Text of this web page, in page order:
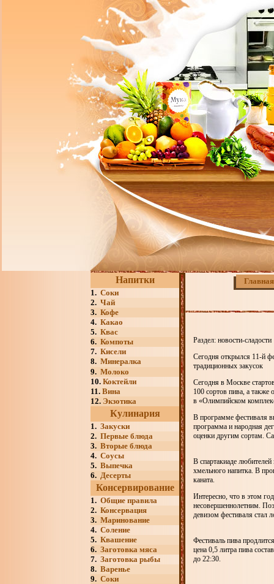
Напитки
1. Соки
2. Чай
3. Кофе
4. Какао
5. Квас
6. Компоты
7. Кисели
8. Минералка
9. Молоко
10. Коктейли
11. Вина
12. Экзотика
Кулинария
1. Закуски
2. Первые блюда
3. Вторые блюда
4. Соусы
5. Выпечка
6. Десерты
Консервирование
1. Общие правила
2. Консервация
3. Маринование
4. Соление
5. Квашение
6. Заготовка мяса
7. Заготовка рыбы
8. Варенье
9. Соки
Главная
Раздел: новости-сладости
Сегодня открылся 11-й
традиционных закусок
Сегодня в Москве
100 сортов пива, а
в «Олимпийском
В программе фестиваля
программа и народная
оценки другим сортам.
В спартакиаде
хмельного напитка. В
каната.
Интересно, что в этом
несовершеннолетним.
девизом фестиваля стал
Фестиваль пива
цена 0,5 литра пива
до 22:30.